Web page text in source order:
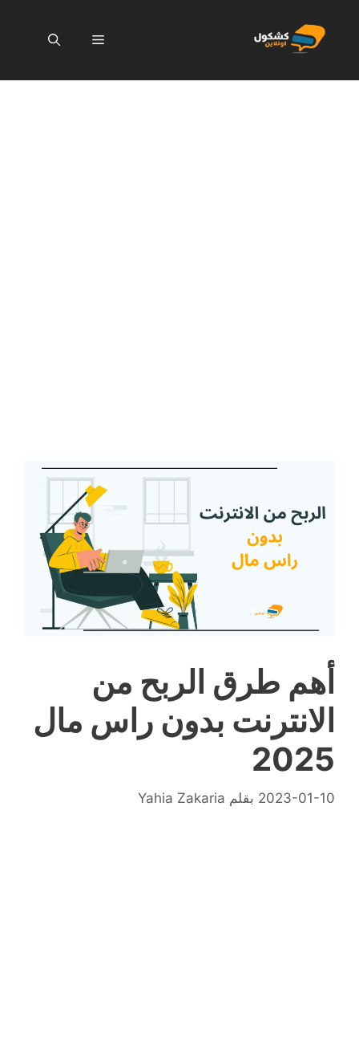
المحتوى
القائمة
أهم طرق الربح من
الانترنت بدون راس مال
2025
2023-01-10 بقلم Yahia Zakaria